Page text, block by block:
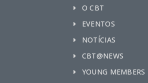
O CBT
EVENTOS
NOTÍCIAS
CBT@NEWS
YOUNG MEMBERS